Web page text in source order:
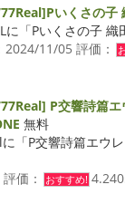
いくさの子
に「Pいくさの子 織
2024/11/05 評価：
P交響詩篇
無料
「P交響詩篇エウ
価：
おすすめ!